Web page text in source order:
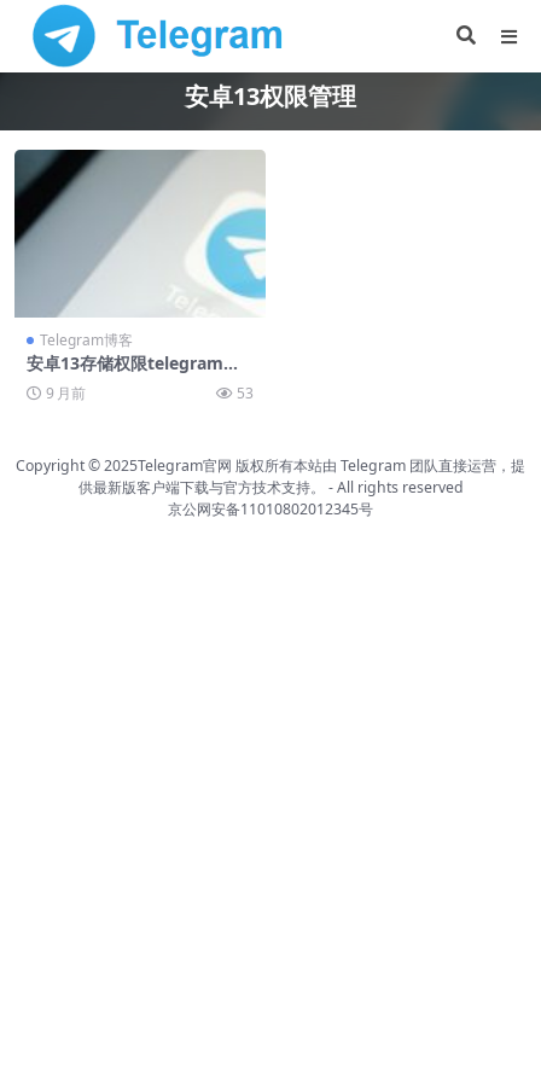
安卓13权限管理
Telegram博客
安卓13存储权限telegram下
载设置图解
9 月前 53
Copyright © 2025Telegram官网 版权所有本站由 Telegram 团队直接运营，提
供最新版客户端下载与官方技术支持。
-All rights reserved
京公网安备11010802012345号